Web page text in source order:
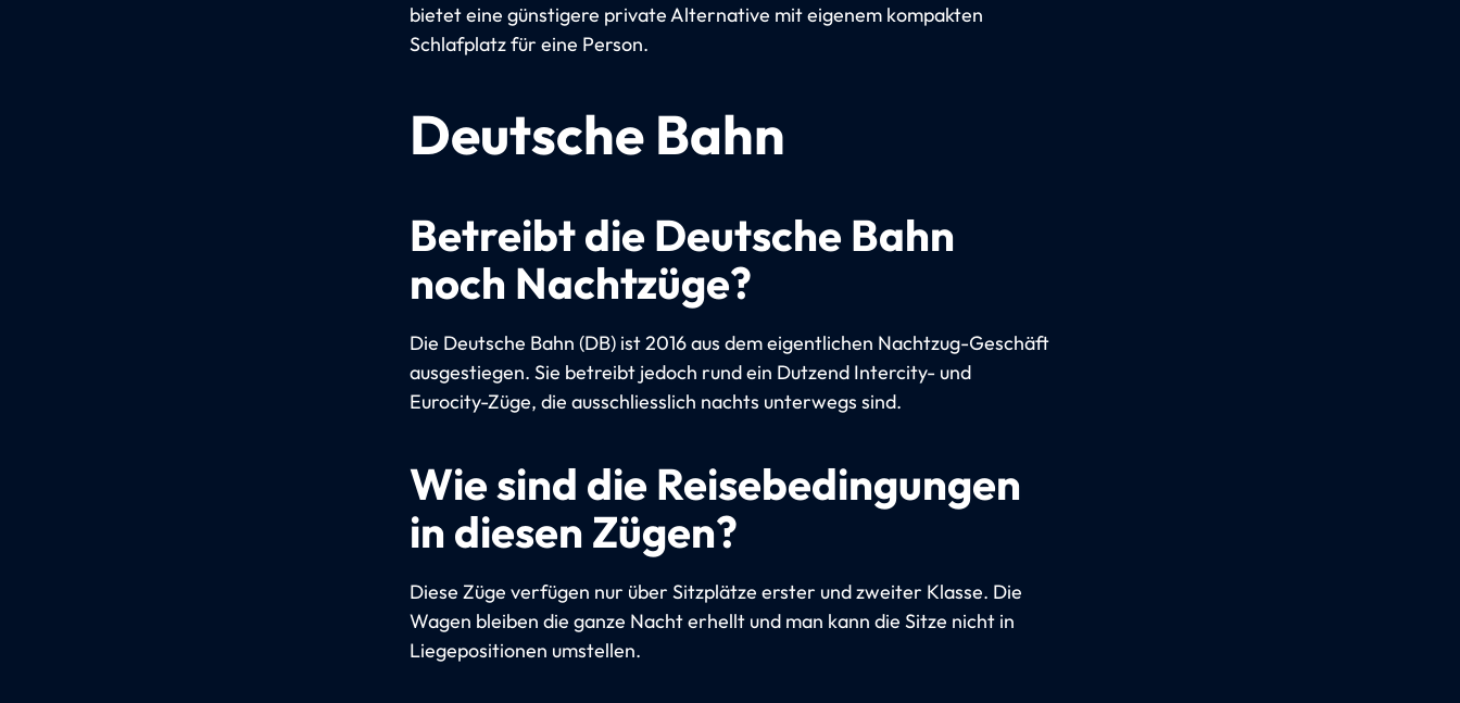
bietet eine günstigere private Alternative mit eigenem kompakten
Schlafplatz für eine Person.
Deutsche Bahn
Betreibt die Deutsche Bahn
noch Nachtzüge?
Die Deutsche Bahn (DB) ist 2016 aus dem eigentlichen Nachtzug-Geschäft
ausgestiegen. Sie betreibt jedoch rund ein Dutzend Intercity- und
Eurocity-Züge, die ausschliesslich nachts unterwegs sind.
Wie sind die Reisebedingungen
in diesen Zügen?
Diese Züge verfügen nur über Sitzplätze erster und zweiter Klasse. Die
Wagen bleiben die ganze Nacht erhellt und man kann die Sitze nicht in
Liegepositionen umstellen.